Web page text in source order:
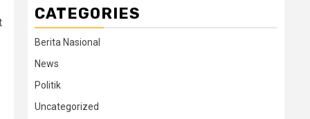
CATEGORIES
Berita Nasional
News
Politik
Uncategorized